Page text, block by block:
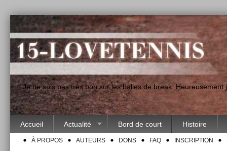
"Je ne suis pas très bon sur les balles de break.
Accueil Actualité Bord de court Histoire
À PROPOS AUTEURS DONS FAQ INSCRIPTION